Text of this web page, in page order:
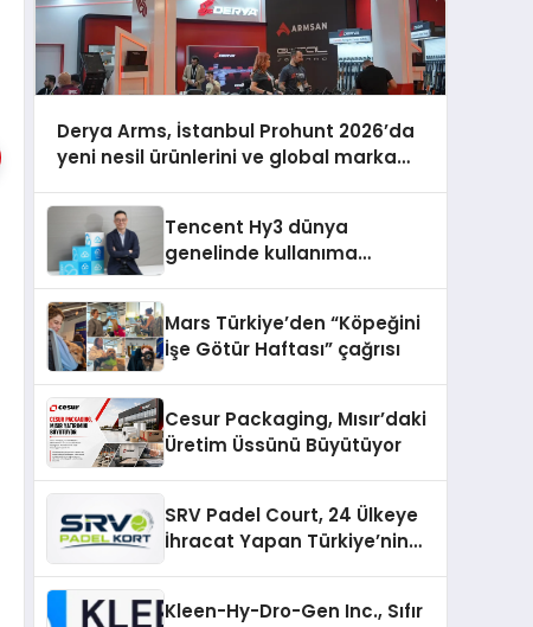
Derya Arms, İstanbul Prohunt 2026’da
yeni nesil ürünlerini ve global marka
Tencent Hy3 dünya
genelinde kullanıma
Mars Türkiye’den “Köpeğini
İşe Götür Haftası” çağrısı
Cesur Packaging, Mısır’daki
Üretim Üssünü Büyütüyor
SRV Padel Court, 24 Ülkeye
İhracat Yapan Türkiye’nin
Kleen-Hy-Dro-Gen Inc., Sıfır